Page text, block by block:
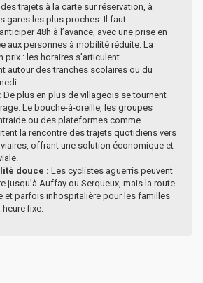
trajets à la carte sur réservation, à
gares les plus proches. Il faut
48h à l’avance, avec une prise en
aux personnes à mobilité réduite. La
prix : les horaires s’articulent
autour des tranches scolaires ou du
De plus en plus de villageois se tournent
Le bouche-à-oreille, les groupes
ou des plateformes comme
la rencontre des trajets quotidiens vers
offrant une solution économique et
douce : Les cyclistes aguerris peuvent
jusqu’à Auffay ou Serqueux, mais la route
et parfois inhospitalière pour les familles
fixe.